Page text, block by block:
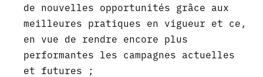
de nouvelles opportunités grâce aux
meilleures pratiques en vigueur et ce,
en vue de rendre encore plus
performantes les campagnes actuelles
et futures ;